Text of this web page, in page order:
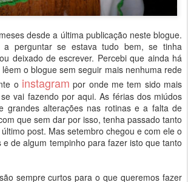
desde a última publicação neste blogue.
a perguntar se estava tudo bem, se tinha
deixado de escrever. Percebi que ainda há
o blogue sem seguir mais nenhuma rede
o instagram por onde me tem sido mais
vai fazendo por aqui. As férias dos miúdos
grandes alterações nas rotinas e a falta de
que sem dar por isso, tenha passado tanto
post. Mas setembro chegou e com ele o
e de algum tempinho para fazer isto que tanto
sempre curtos para o que queremos fazer